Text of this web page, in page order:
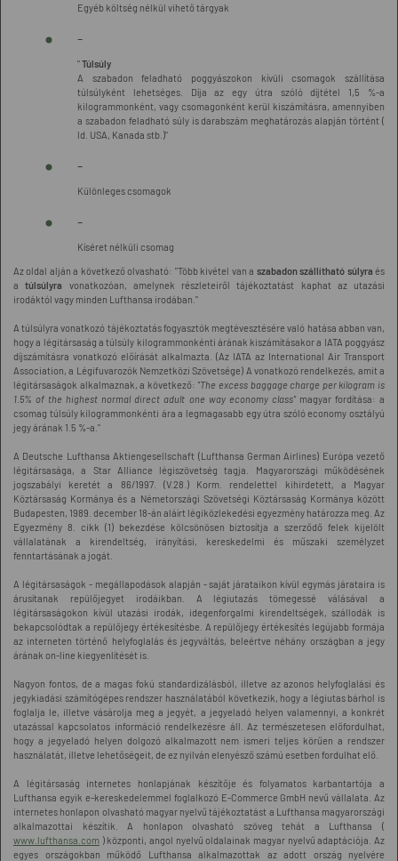
Egyéb költség nélkül vihető tárgyak
-
"Túlsúly
A szabadon feladható poggyászokon kívüli csomagok szállítása
túlsúlyként lehetséges. Díja az egy útra szóló díjtétel 1,5 %-a
kilogrammonként, vagy csomagonként kerül kiszámításra, amennyiben
a szabadon feladható súly is darabszám meghatározás alapján történt (
ld. USA, Kanada stb.)"
-
Különleges csomagok
-
Kíséret nélküli csomag
Az oldal alján a következő olvasható: "Több kivétel van a szabadon szállítható súlyra és
atúlsúlyra vonatkozóan, amelynek részleteiről tájékoztatást kaphat az utazási
irodáktól vagy minden Lufthansa irodában."
A túlsúlyra vonatkozó tájékoztatás fogyasztók megtévesztésére való hatása abban van,
hogy a légitársaság a túlsúly kilogrammonkénti árának kiszámításakor a IATA poggyász
díjszámításra vonatkozó előírását alkalmazta. (Az IATA az International Air Transport
Association, a Légifuvarozók Nemzetközi Szövetsége) A vonatkozó rendelkezés, amit a
légitársaságok alkalmaznak, a következő: "The excess baggage charge per kilogram is
1.5% of the highest normal direct adult one way economy class"magyar fordítása: a
csomag túlsúly kilogrammonkénti ára a legmagasabb egy útra szóló economy osztályú
jegy árának 1.5 %-a."
A Deutsche Lufthansa Aktiengesellschaft (Lufthansa German Airlines) Európa vezető
légitársasága, a Star Alliance légiszövetség tagja. Magyarországi működésének
jogszabályi keretét a 86/1997. (V.28.) Korm. rendelettel kihirdetett, a Magyar
Köztársaság Kormánya és a Németországi Szövetségi Köztársaság Kormánya között
Budapesten, 1989. december 18-án aláírt légiközlekedési egyezmény határozza meg. Az
Egyezmény 8. cikk (1) bekezdése kölcsönösen biztosítja a szerződő felek kijelölt
vállalatának a kirendeltség, irányítási, kereskedelmi és műszaki személyzet
fenntartásának a jogát.
A légitársaságok - megállapodások alapján - saját járataikon kívül egymás járataira is
árusítanak repülőjegyet irodáikban. A légiutazás tömegessé válásával a
légitársaságokon kívül utazási irodák, idegenforgalmi kirendeltségek, szállodák is
bekapcsolódtak a repülőjegy értékesítésbe. A repülőjegy értékesítés legújabb formája
az interneten történő helyfoglalás és jegyváltás, beleértve néhány országban a jegy
árának on-line kiegyenlítését is.
Nagyon fontos, de a magas fokú standardizálásból, illetve az azonos helyfoglalási és
jegykiadási számítógépes rendszer használatából következik, hogy a légiutas bárhol is
foglalja le, illetve vásárolja meg a jegyét, a jegyeladó helyen valamennyi, a konkrét
utazással kapcsolatos információ rendelkezésre áll. Az természetesen előfordulhat,
hogy a jegyeladó helyen dolgozó alkalmazott nem ismeri teljes körűen a rendszer
használatát, illetve lehetőségeit, de ez nyilván elenyésző számú esetben fordulhat elő.
A légitársaság internetes honlapjának készítője és folyamatos karbantartója a
Lufthansa egyik e-kereskedelemmel foglalkozó E-Commerce GmbH nevű vállalata. Az
internetes honlapon olvasható magyar nyelvű tájékoztatást a Lufthansa magyarországi
alkalmazottai készítik. A honlapon olvasható szöveg tehát a Lufthansa (
www.lufthansa.com ) központi, angol nyelvű oldalainak magyar nyelvű adaptációja. Az
egyes országokban működő Lufthansa alkalmazottak az adott ország nyelvére